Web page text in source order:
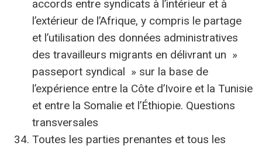
accords entre syndicats à l’intérieur et à
l’extérieur de l’Afrique, y compris le partage
et l’utilisation des données administratives
des travailleurs migrants en délivrant un »
passeport syndical » sur la base de
l’expérience entre la Côte d’Ivoire et la Tunisie
et entre la Somalie et l’Éthiopie. Questions
transversales
Toutes les parties prenantes et tous les